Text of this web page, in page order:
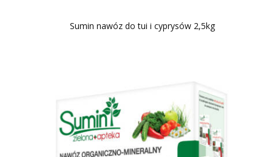
Sumin nawóz do tui i cyprysów 2,5kg